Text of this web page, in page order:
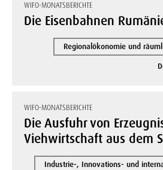
WIFO-MONATSBERICHTE
Die Eisenbahnen
Regionalökonomie und
WIFO-MONATSBERICHTE
Die Ausfuhr von
Viehwirtschaft aus dem
Industrie-, Innovations- und